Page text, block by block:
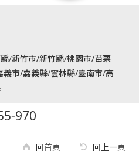
/新竹市/新竹縣/桃園市/苗栗
市/嘉義縣/雲林縣/臺南市/高
970
回首頁 回上一頁